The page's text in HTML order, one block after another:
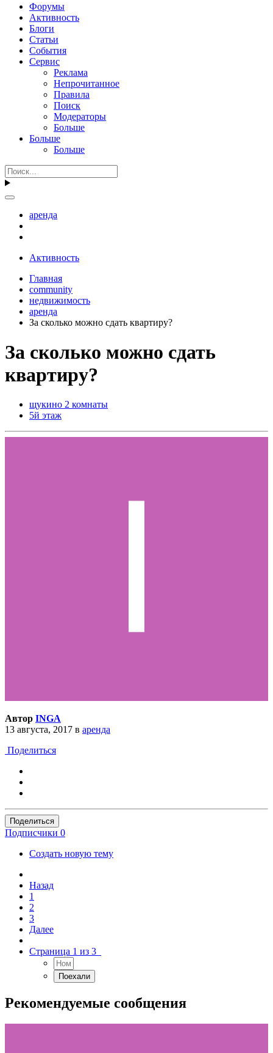
Форумы
Активность
Блоги
Статьи
События
Сервис
Реклама
Непрочитанное
Правила
Поиск
Модераторы
Больше
Больше
Больше
аренда
Активность
Главная
community
недвижимость
аренда
За сколько можно сдать квартиру?
За сколько можно сдать
квартиру?
щукино 2 комнаты
5й этаж
Автор INGA
13 августа, 2017 в аренда
Поделиться
Поделиться
Подписчики 0
Создать новую тему
Назад
1
2
3
Далее
Страница 1 из 3
Рекомендуемые сообщения